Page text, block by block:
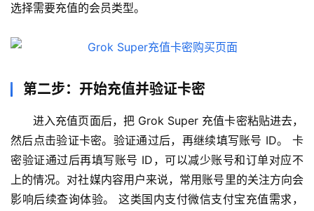
选择需要充值的会员类型。
第二步：开始充值并验证卡密
进入充值页面后，把 Grok Super 充值卡密粘贴进去，
然后点击验证卡密。验证通过后，再继续填写账号 ID。 卡
密验证通过后再填写账号 ID，可以减少账号和订单对应不
上的情况。对社媒内容用户来说，常用账号里的关注方向会
影响后续查询体验。 这类国内支付微信支付宝充值需求，